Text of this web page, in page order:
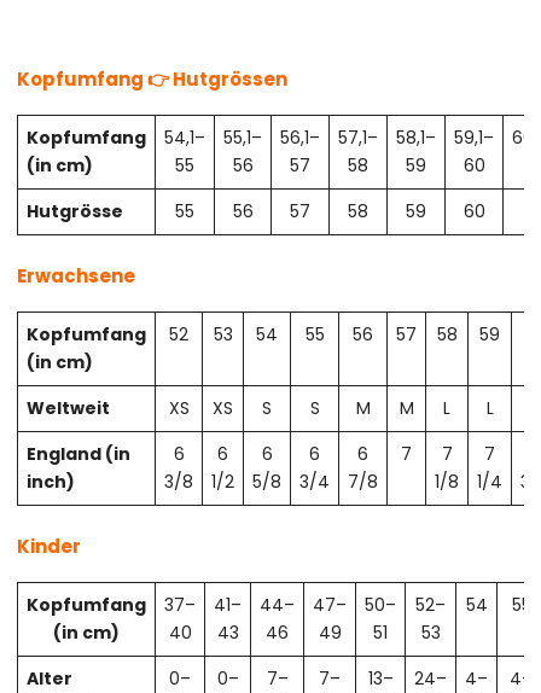
Kopfumfang 👉 Hutgrössen
Kopfumfang
(in cm)
54,1–
55
55,1–
56
56,1–
57
57,1–
58
58,1–
59
59,1–
60
Hutgrösse
55 56 57 58 59 60
Erwachsene
Kopfumfang
(in cm)
52 53 54 55 56 57 58 59
Weltweit XS XS S S M M L L
England (in
inch)
6
3/8
6
1/2
6
5/8
6
3/4
6
7/8
7
7
1/8
7
1/4
Kinder
Kopfumfang
(in cm)
37–
40
41–
43
44–
46
47–
49
50–
51
52–
53
54 55
Alter
0–
0–
7–
7–
13–
24–
4–
4–